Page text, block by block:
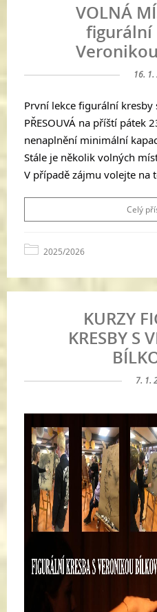
VOLNÁ
figurální
16.
První lekce figurální
PŘESOUVÁ na příští pátek
nenaplnění minimální
Stále je několik volných
V případě zájmu volejte na
Celý
2025/2026
KURZY
KRESBY S
7. 1.